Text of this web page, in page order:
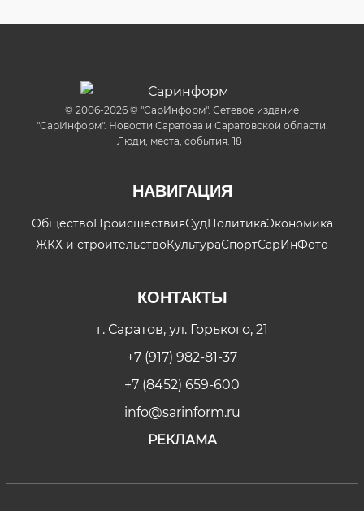
© 2006-2026 © "СарИнформ". Сетевое издание
"СарИнформ". Новости Саратова и Саратовской области.
Люди, места, события. 18+
НАВИГАЦИЯ
ОбществоПроисшествияСудПолитикаЭкономика
ЖКХ и строительствоКультураСпортСарИнФото
КОНТАКТЫ
г. Саратов, ул. Горького, 21
+7 (917) 982-81-37
+7 (8452) 659-600
info@sarinform.ru
РЕКЛАМА